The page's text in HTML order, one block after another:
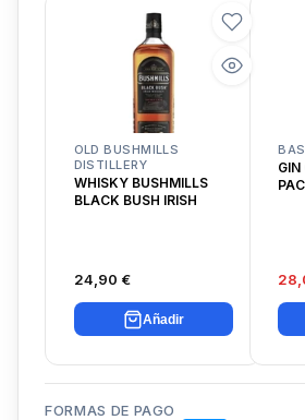
OLD BUSHMILLS
DISTILLERY
WHISKY BUSHMILLS
BLACK BUSH IRISH
24,90 €
Añadir
FORMAS DE PAGO